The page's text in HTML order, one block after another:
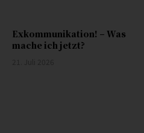
Exkommunikation! – Was
mache ich jetzt?